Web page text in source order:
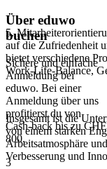
5.
auf die Zufriedenheit
bietet verschiedene
Work-Life-Balance,
Insgesamt ist die
von einem starken
Arbeitsatmosphäre
Verbesserung und
Über eduwo
buchen
Sichere und einfache
Anmeldung bei
eduwo. Bei einer
Anmeldung über uns
profitierst du von
Cash-back bis zu CHF
800.
3